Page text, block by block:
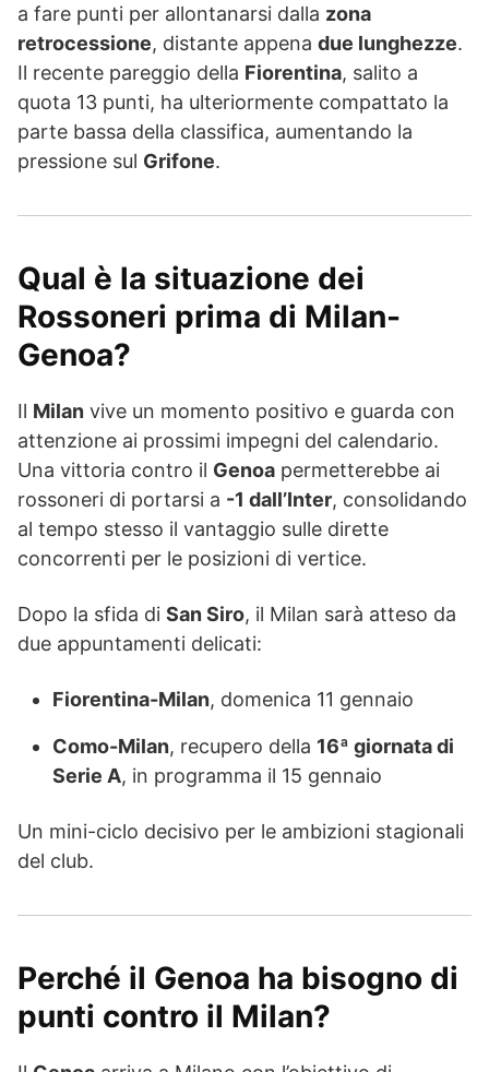
a fare punti per allontanarsi dalla zona
retrocessione, distante appena due lunghezze.
Il recente pareggio della Fiorentina, salito a
quota 13 punti, ha ulteriormente compattato la
parte bassa della classifica, aumentando la
pressione sul Grifone.
Qual è la situazione dei
Rossoneri prima di Milan-
Genoa?
Il Milan vive un momento positivo e guarda con
attenzione ai prossimi impegni del calendario.
Una vittoria contro il Genoa permetterebbe ai
rossoneri di portarsi a -1 dall’Inter, consolidando
al tempo stesso il vantaggio sulle dirette
concorrenti per le posizioni di vertice.
Dopo la sfida di San Siro, il Milan sarà atteso da
due appuntamenti delicati:
Fiorentina-Milan, domenica 11 gennaio
Como-Milan, recupero della 16ª giornata di
Serie A, in programma il 15 gennaio
Un mini-ciclo decisivo per le ambizioni stagionali
del club.
Perché il Genoa ha bisogno di
punti contro il Milan?